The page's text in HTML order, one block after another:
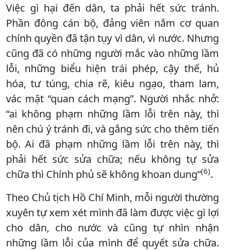
Việc gì hại đến dân, ta phải hết sức tránh.
Phần đông cán bộ, đảng viên nắm cơ quan
chính quyền đã tận tụy vì dân, vì nước. Nhưng
cũng đã có những người mắc vào những lầm
lỗi, những biểu hiện trái phép, cậy thế, hủ
hóa, tư túng, chia rẽ, kiêu ngạo, tham lam,
vác mặt “quan cách mạng”. Người nhắc nhở:
“ai không phạm những lầm lỗi trên này, thì
nên chú ý tránh đi, và gắng sức cho thêm tiến
bộ. Ai đã phạm những lầm lỗi trên này, thì
phải hết sức sửa chữa; nếu không tự sửa
chữa thì Chính phủ sẽ không khoan dung”(6).
Theo Chủ tịch Hồ Chí Minh, mỗi người thường
xuyên tự xem xét mình đã làm được việc gì lợi
cho dân, cho nước và cũng tự nhìn nhận
những lầm lỗi của mình để quyết sửa chữa.